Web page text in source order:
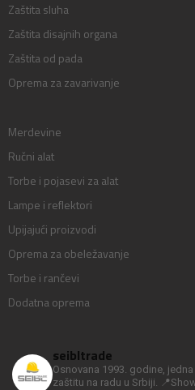
Zaštita sluha
Zaštita disajnih organa
Zaštita od pada
Oprema za zavarivanje
Merdevine
Ručni alat
Torbe i pojasevi za alat
Lampe i reflektori
Upijajući proizvodi
Oprema za obeležavanje
Torbe i rančevi
Dodatna oprema
seibltrade
Osnovana 1993. godine,
zaštitu na radu u Srbiji.